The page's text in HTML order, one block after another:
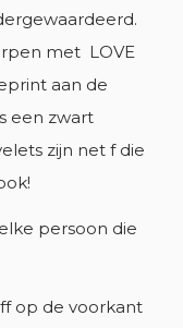
met LOVE
aan de
een zwart
zijn net f die
persoon die
op de voorkant
LIJST MAKEN
verlanglijst
IN UW